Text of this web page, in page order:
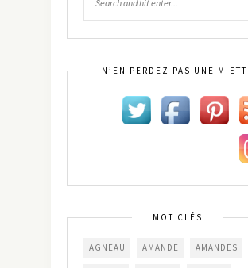
N’EN PERDEZ PAS UNE
MOT CLÉS
AGNEAU AMANDE AMANDES